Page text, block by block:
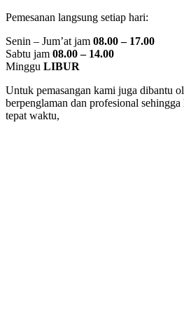
Pemesanan langsung setiap hari:
Senin – Jum’at jam 08.00 – 17.00
Sabtu jam 08.00 – 14.00
Minggu LIBUR
Untuk pemasangan kami juga dibantu
berpenglaman dan profesional
tepat waktu,